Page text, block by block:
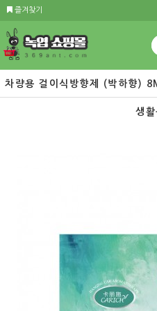
즐겨찾기
차량용 걸이식방향제 (박하향)
생